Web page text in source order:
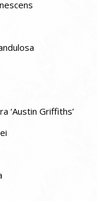
‘Austin Griffiths’